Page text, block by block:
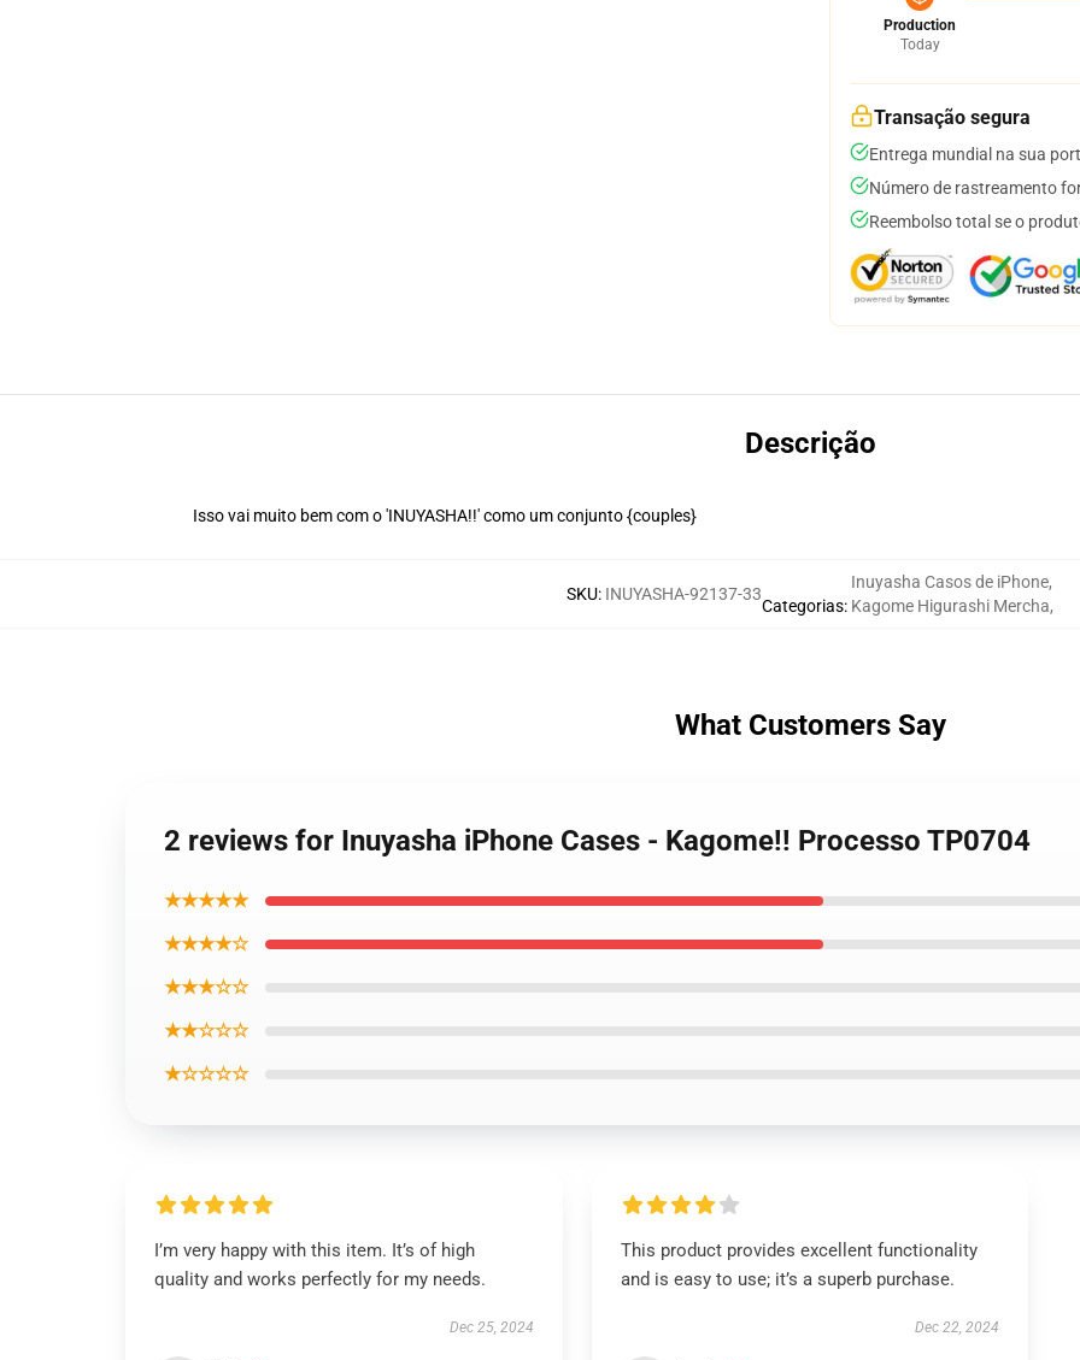
Production
Today
Transação segura
Entrega mundial na sua
Número de rastreamento
Reembolso total se o
Descrição
Isso vai muito bem com o 'INUYASHA!!' como um conjunto {couples}
SKU: INUYASHA-92137-33
Categorias:
Inuyasha Casos de iPhone,
Kagome Higurashi Mercha,
What Customers Say
2 reviews for Inuyasha iPhone Cases - Kagome!! Processo TP0704
★★★★★
★★★★☆
★★★☆☆
★★☆☆☆
★☆☆☆☆
I’m very happy with this item. It’s of high
quality and works perfectly for my needs.
Dec 25, 2024
This product provides excellent functionality
and is easy to use; it’s a superb purchase.
Dec 22, 2024